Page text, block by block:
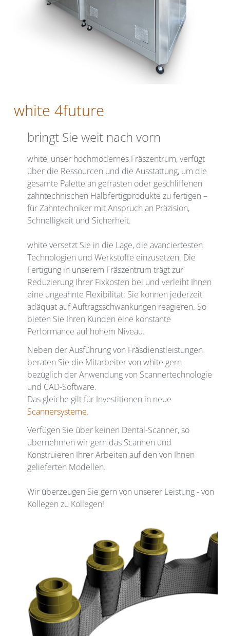
white 4future
bringt Sie weit nach vorn
white, unser hochmodernes Fräszentrum, verfügt
über die Ressourcen und die Ausstattung, um die
gesamte Palette an gefrästen oder geschliffenen
zahntechnischen Halbfertigprodukte zu fertigen –
für Zahntechniker mit Anspruch an Präzision,
Schnelligkeit und Sicherheit.
white versetzt Sie in die Lage, die avanciertesten
Technologien und Werkstoffe einzusetzen. Die
Fertigung in unserem Fräszentrum trägt zur
Reduzierung Ihrer Fixkosten bei und verleiht Ihnen
eine ungeahnte Flexibilität: Sie können jederzeit
adäquat auf Auftragsschwankungen reagieren. So
bieten Sie Ihren Kunden eine konstante
Performance auf hohem Niveau.
Neben der Ausführung von Fräsdienstleistungen
beraten Sie die Mitarbeiter von white gern
bezüglich der Anwendung von Scannertechnologie
und CAD-Software.
Das gleiche gilt für Investitionen in neue
Scannersysteme.
Verfügen Sie über keinen Dental-Scanner, so
übernehmen wir gern das Scannen und
Konstruieren Ihrer Arbeiten auf den von Ihnen
gelieferten Modellen.
Wir überzeugen Sie gern von unserer Leistung - von
Kollegen zu Kollegen!